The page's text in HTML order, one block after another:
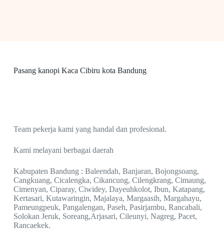
Pasang kanopi Kaca Cibiru kota Bandung
Team pekerja kami yang handal dan profesional.
Kami melayani berbagai daerah
Kabupaten Bandung : Baleendah, Banjaran, Bojongsoang,
Cangkuang, Cicalengka, Cikancung, Cilengkrang, Cimaung,
Cimenyan, Ciparay, Ciwidey, Dayeuhkolot, Ibun, Katapang,
Kertasari, Kutawaringin, Majalaya, Margaasih, Margahayu,
Pameungpeuk, Pangalengan, Paseh, Pasirjambu, Rancabali,
Solokan Jeruk, Soreang,Arjasari, Cileunyi, Nagreg, Pacet,
Rancaekek.